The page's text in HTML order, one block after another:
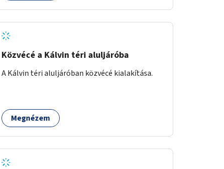
Közvécé a Kálvin téri aluljáróba
A Kálvin téri aluljáróban közvécé kialakítása.
Megnézem